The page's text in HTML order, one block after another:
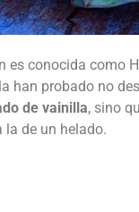
es conocida como
han probado no
de vainilla, sino
la de un helado.